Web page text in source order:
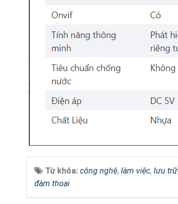
Từ khóa: công nghệ, làm việc, lưu trữ,
đàm thoại